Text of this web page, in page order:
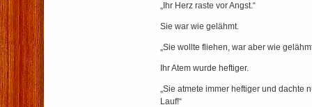
„Ihr Herz raste vor Angst.“
Sie war wie gelähmt.
„Sie wollte fliehen, war aber wie
Ihr Atem wurde heftiger.
„Sie atmete immer heftiger und dachte
Lauf!“